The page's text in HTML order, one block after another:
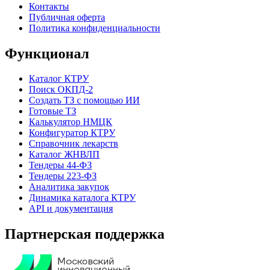
Контакты
Публичная оферта
Политика конфиденциальности
Функционал
Каталог КТРУ
Поиск ОКПД-2
Создать ТЗ с помощью ИИ
Готовые ТЗ
Калькулятор НМЦК
Конфигуратор КТРУ
Справочник лекарств
Каталог ЖНВЛП
Тендеры 44-ФЗ
Тендеры 223-ФЗ
Аналитика закупок
Динамика каталога КТРУ
API и документация
Партнерская поддержка